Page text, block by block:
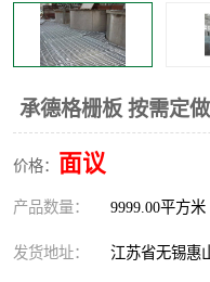
承德格栅板 按需定做
价格： 面议
产品数量： 9999.00平方米
发货地址： 江苏省无锡惠